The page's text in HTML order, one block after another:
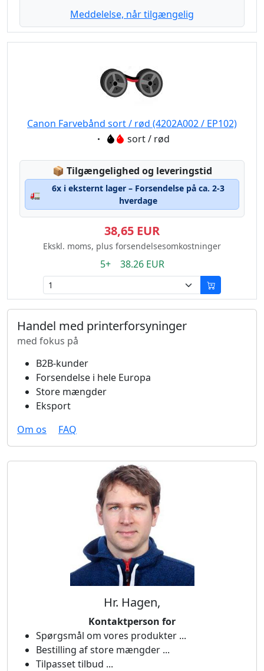
Meddelelse, når tilgængelig
Canon Farvebånd sort / rød (4202A002 / EP102)
Eigenschaft:sort / rød
📦 Lagerstatus:
Tilgængelighed og leveringstid
🚛
6x i eksternt lager – Forsendelse på ca. 2-3
hverdage
38,65 EUR
Ekskl. moms, plus forsendelsesomkostninger
5+ 38.26 EUR
Handel med printerforsyninger
med fokus på
B2B-kunder
Forsendelse i hele Europa
Store mængder
Eksport
Om os
FAQ
Hr. Hagen,
Kontaktperson for
Spørgsmål om vores produkter ...
Bestilling af store mængder ...
Tilpasset tilbud ...